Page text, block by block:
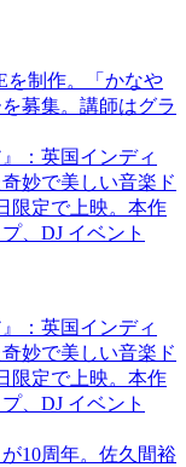
を制作。「かなや
募集。講師はグラ
：英国インディ
妙で美しい音楽ド
限定で上映。本作
、DJ イベント
：英国インディ
妙で美しい音楽ド
限定で上映。本作
、DJ イベント
10周年。佐久間裕